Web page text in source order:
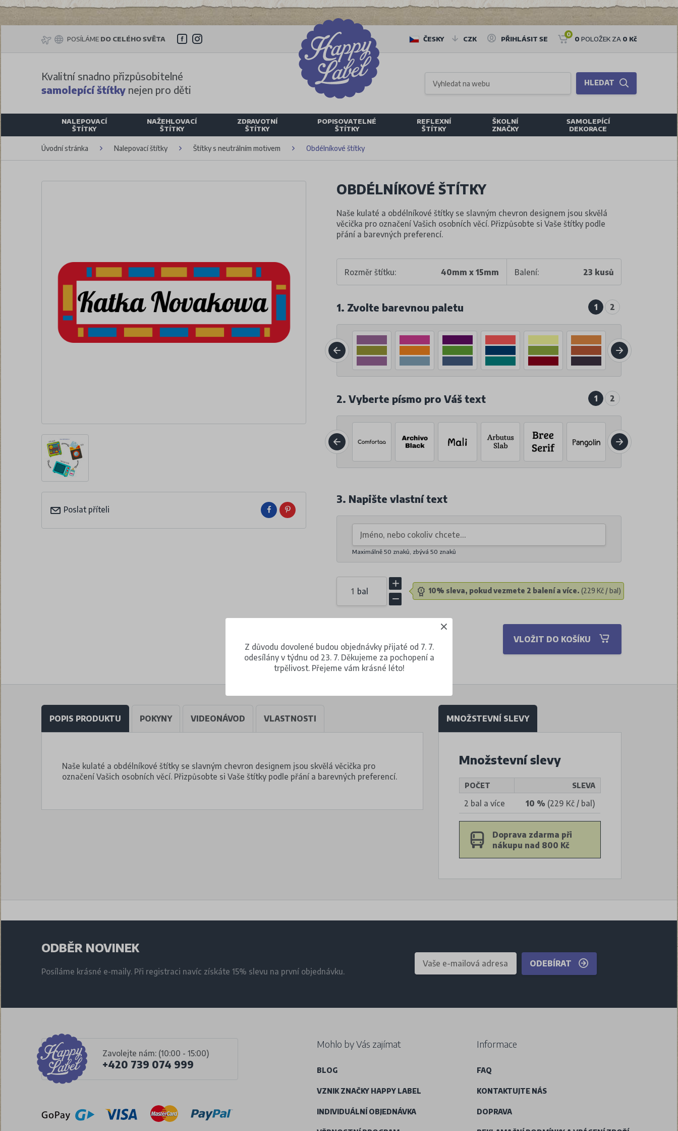
POSÍLÁME DO CELÉHO SVĚTA ČESKY CZK PŘIHLÁSIT SE
0
0 POLOŽEK ZA 0 Kč
Kvalitní snadno přizpůsobitelné
samolepící štítky nejen pro děti
HLEDAT
NALEPOVACÍ
ŠTÍTKY
NAŽEHLOVACÍ
ŠTÍTKY
ZDRAVOTNÍ
ŠTÍTKY
POPISOVATELNÉ
ŠTÍTKY
REFLEXNÍ
ŠTÍTKY
ŠKOLNÍ
ZNAČKY
SAMOLEPÍCÍ
DEKORACE
Úvodní stránka Nalepovací štítky Štítky s neutrálním motivem Obdélníkové štítky
Poslat příteli
OBDÉLNÍKOVÉ ŠTÍTKY
Naše kulaté a obdélníkové štítky se slavným chevron designem jsou skvělá
věcička pro označení Vašich osobních věcí. Přizpůsobte si Vaše štítky podle
přání a barevných preferencí.
Rozměr štítku: 40mm x 15mm Balení: 23 kusů
1. Zvolte barevnou paletu 1 2
2. Vyberte písmo pro Váš text 1 2
3. Napište vlastní text
Maximálně 50 znaků, zbývá 50 znaků
bal 10% sleva, pokud vezmete 2 balení a více. (229 Kč / bal)
za 1 balení (23 kusů)
VLOŽIT DO KOŠÍKU
POPIS PRODUKTU POKYNY VIDEONÁVOD VLASTNOSTI
Naše kulaté a obdélníkové štítky se slavným chevron designem jsou skvělá věcička pro
označení Vašich osobních věcí. Přizpůsobte si Vaše štítky podle přání a barevných preferencí.
MNOŽSTEVNÍ SLEVY
Množstevní slevy
POČET SLEVA
2 bal a více 10 % (229 Kč / bal)
Doprava zdarma při
nákupu nad 800 Kč
ODBĚR NOVINEK
Posíláme krásné e-maily. Při registraci navíc získáte 15% slevu na první objednávku.
ODEBÍRAT
Zavolejte nám: (10:00 - 15:00)
+420 739 074 999
Mohlo by Vás zajímat
BLOG
VZNIK ZNAČKY HAPPY LABEL
INDIVIDUÁLNÍ OBJEDNÁVKA
Informace
FAQ
KONTAKTUJTE NÁS
DOPRAVA
Z důvodu dovolené budou objednávky přijaté od 7. 7.
odesílány v týdnu od 23. 7. Děkujeme za pochopení a
trpělivost. Přejeme vám krásné léto!